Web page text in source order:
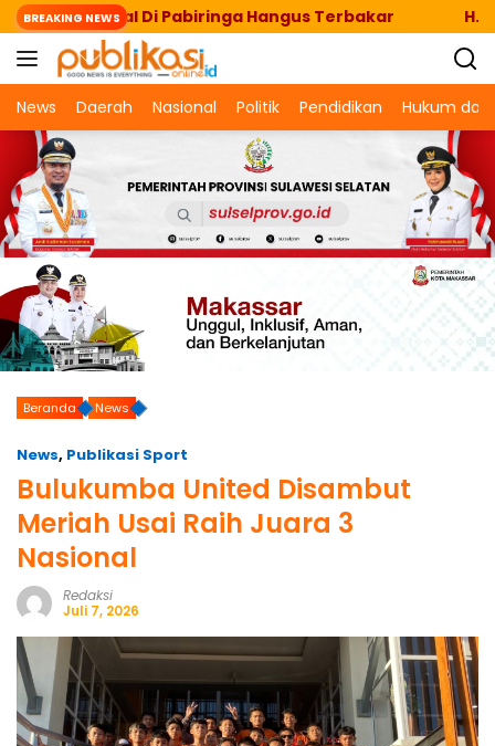
Langsung
ke
konten
BREAKING NEWS
Kapal Di Pabiringa Hangus Terbakar H. Muh.
News Daerah Nasional Politik Pendidikan Hukum dan
Beranda News
News, Publikasi Sport
Bulukumba United Disambut
Meriah Usai Raih Juara 3
Nasional
Redaksi
Juli 7, 2026